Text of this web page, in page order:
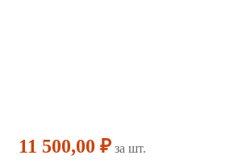
11 500,00 ₽ за шт.